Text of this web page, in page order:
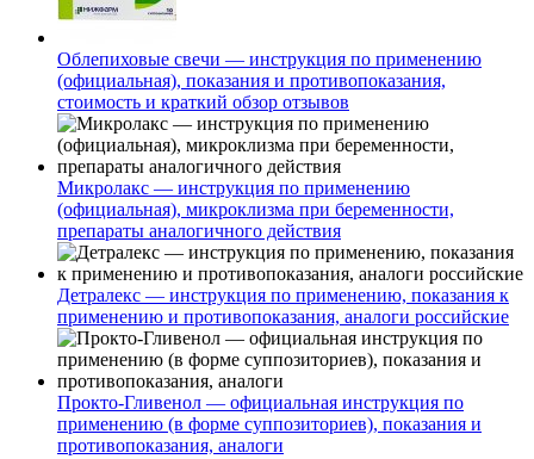
Облепиховые свечи — инструкция по применению
(официальная), показания и противопоказания,
стоимость и краткий обзор отзывов
Микролакс — инструкция по применению
(официальная), микроклизма при беременности,
препараты аналогичного действия
Детралекс — инструкция по применению, показания к
применению и противопоказания, аналоги российские
Прокто-Гливенол — официальная инструкция по
применению (в форме суппозиториев), показания и
противопоказания, аналоги